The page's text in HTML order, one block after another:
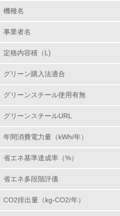
1.環境取り組み体制
No.
5. 環境取り組み体制
機種名
事業者名
定格内容積（L)
グリーン購入法適合
グリーンスチール使用有無
グリーンスチールURL
年間消費電力量（kWh/年）
省エネ基準達成率（%）
省エネ多段階評価
CO2排出量（kg-CO2/年）